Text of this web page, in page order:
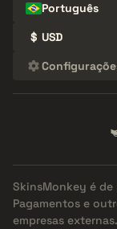
Português
$ USD
SkinsMonkey é
Pagamentos e
empresas